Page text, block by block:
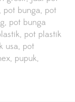
pot bunga pot
pot bunga
pot plastik
usa pot
pupuk